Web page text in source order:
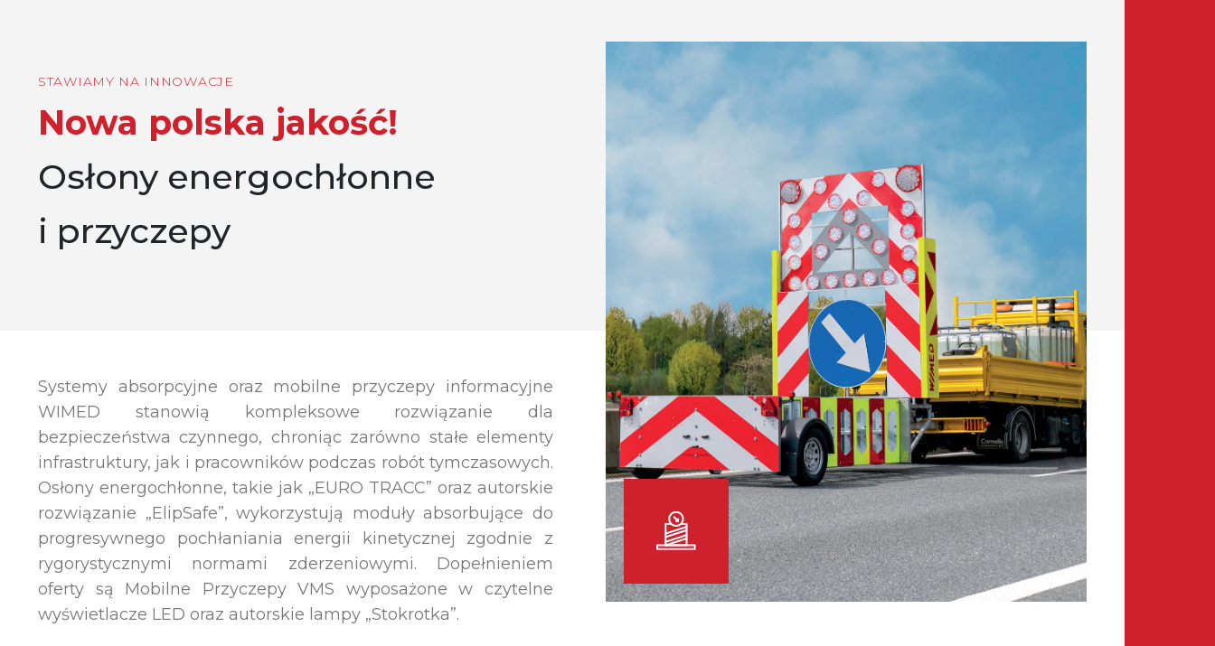
STAWIAMY NA INNOWACJE
Nowa polska jakość!
Osłony energochłonne
i przyczepy
Systemy absorpcyjne oraz mobilne przyczepy informacyjne
WIMED stanowią kompleksowe rozwiązanie dla
bezpieczeństwa czynnego, chroniąc zarówno stałe elementy
infrastruktury, jak i pracowników podczas robót tymczasowych.
Osłony energochłonne, takie jak „EURO TRACC” oraz autorskie
rozwiązanie „ElipSafe”, wykorzystują moduły absorbujące do
progresywnego pochłaniania energii kinetycznej zgodnie z
rygorystycznymi normami zderzeniowymi. Dopełnieniem
oferty są Mobilne Przyczepy VMS wyposażone w czytelne
wyświetlacze LED oraz autorskie lampy „Stokrotka”.